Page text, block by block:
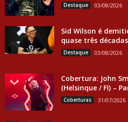
Destaque 03/08/2026
Sid Wilson é
quase três
Destaque 03/08/2026
Cobertura: John
(Helsinque / FI) –
Coberturas 31/07/2026